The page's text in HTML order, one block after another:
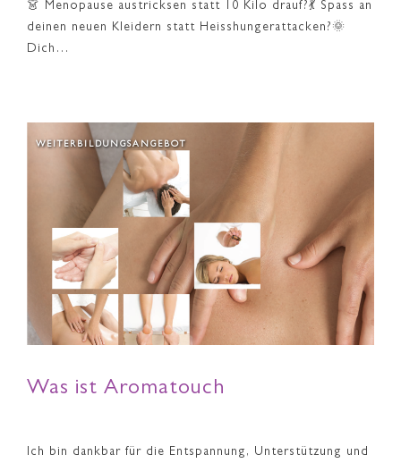
👗 Menopause austricksen statt 10 Kilo drauf?💃 Spass an
deinen neuen Kleidern statt Heisshungerattacken?🌞
Dich…
WEITERBILDUNGSANGEBOT
Was ist Aromatouch
Ich bin dankbar für die Entspannung, Unterstützung und